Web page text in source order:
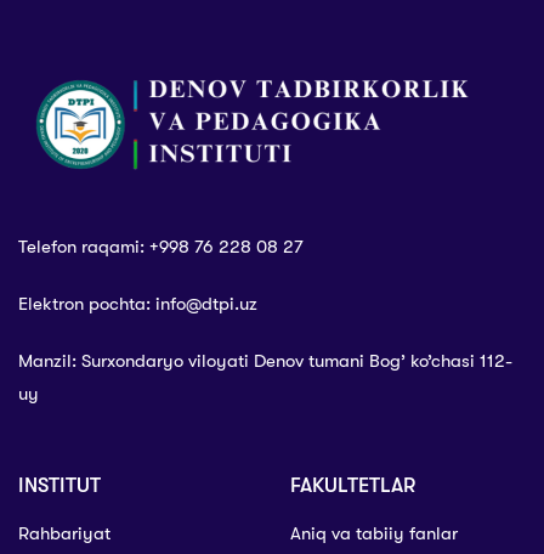
Telefon raqami: +998 76 228 08 27
Elektron pochta: info@dtpi.uz
Manzil: Surxondaryo viloyati Denov tumani Bog’ ko’chasi 112-
uy
INSTITUT
Rahbariyat
FAKULTETLAR
Aniq va tabiiy fanlar